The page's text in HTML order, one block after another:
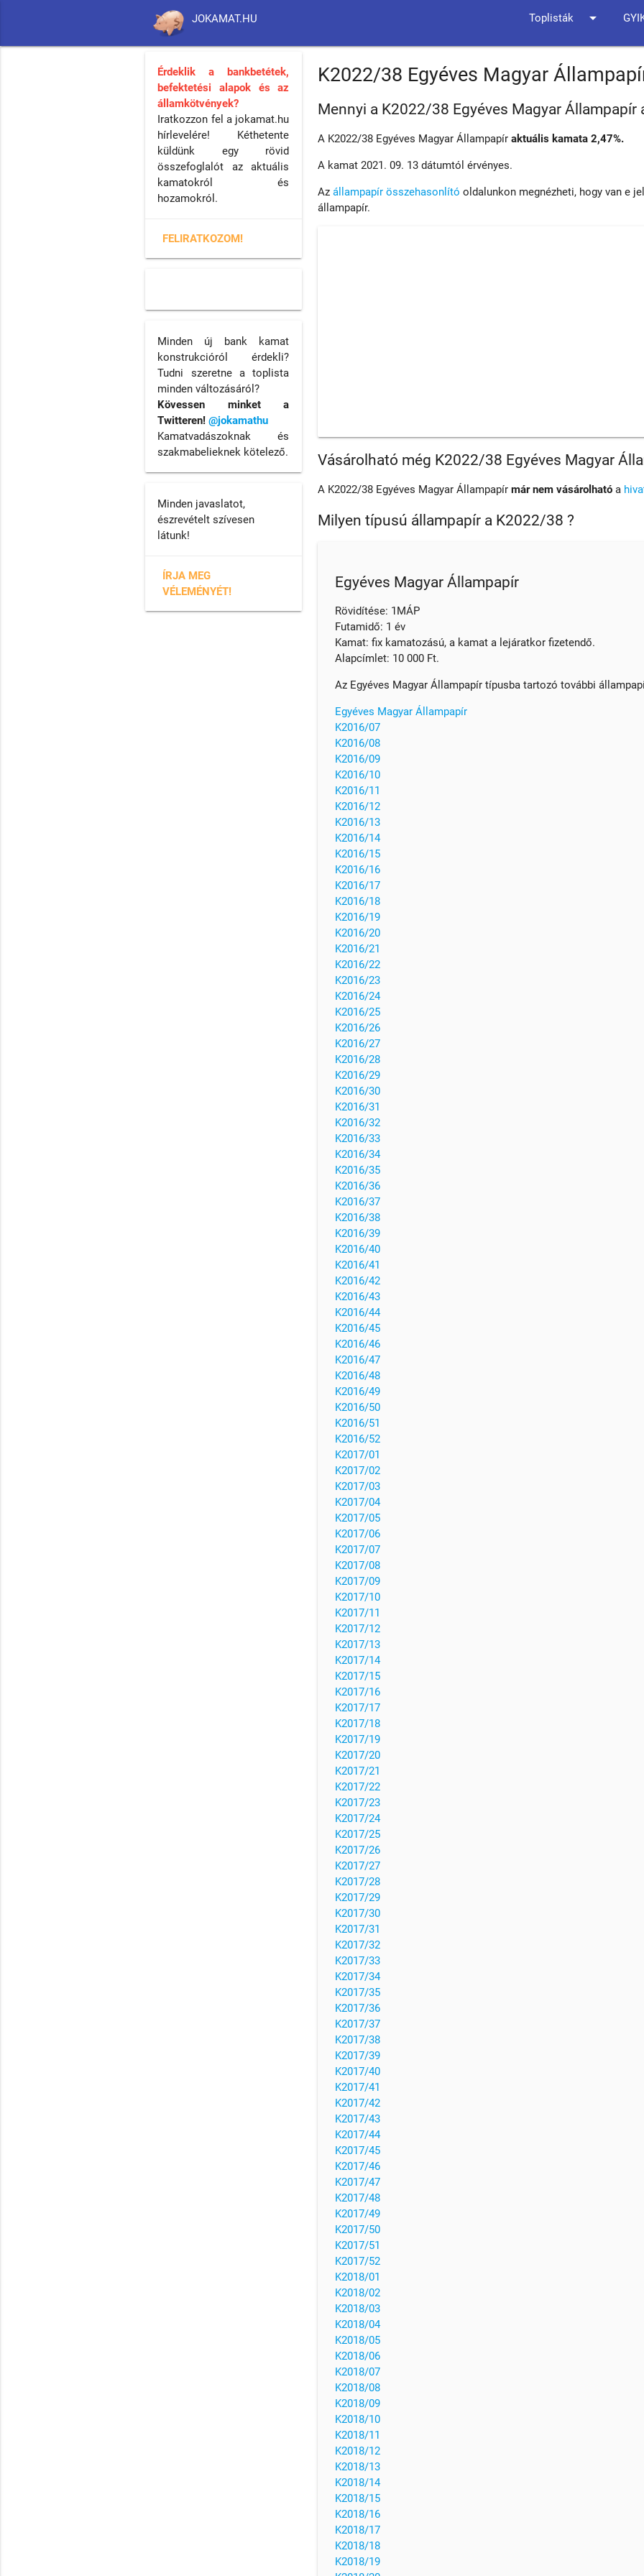
JOKAMAT.HU Toplisták arrow_drop_down
K2022/38 Egyéves Magyar
Mennyi a K2022/38 Egyéves Magyar Állampapír
A K2022/38 Egyéves Magyar Állampapíraktuális kamata 2,47%.
A kamat 2021. 09. 13 dátumtól érvényes.
Azállampapír összehasonlító oldalunkon megnézheti, hogy van e
állampapír.
Vásárolható még K2022/38 Egyéves Magyar
A K2022/38 Egyéves Magyar Állampapírmár nem vásárolható a
Milyen típusú állampapír a K2022/38 ?
Egyéves Magyar Állampapír
Rövidítése: 1MÁP
Futamidő: 1 év
Kamat: fix kamatozású, a kamat a lejáratkor fizetendő.
Alapcímlet: 10 000 Ft.
Az Egyéves Magyar Állampapír típusba tartozó további
Egyéves Magyar Állampapír
K2016/07
K2016/08
K2016/09
K2016/10
K2016/11
K2016/12
K2016/13
K2016/14
K2016/15
K2016/16
K2016/17
K2016/18
K2016/19
K2016/20
K2016/21
K2016/22
K2016/23
K2016/24
K2016/25
K2016/26
K2016/27
K2016/28
K2016/29
K2016/30
K2016/31
K2016/32
K2016/33
K2016/34
K2016/35
K2016/36
K2016/37
K2016/38
K2016/39
K2016/40
K2016/41
K2016/42
K2016/43
K2016/44
K2016/45
K2016/46
K2016/47
K2016/48
K2016/49
K2016/50
K2016/51
K2016/52
K2017/01
K2017/02
K2017/03
K2017/04
K2017/05
K2017/06
K2017/07
K2017/08
K2017/09
K2017/10
K2017/11
K2017/12
K2017/13
K2017/14
K2017/15
K2017/16
K2017/17
K2017/18
K2017/19
K2017/20
K2017/21
K2017/22
K2017/23
K2017/24
K2017/25
K2017/26
K2017/27
K2017/28
K2017/29
K2017/30
K2017/31
K2017/32
K2017/33
K2017/34
K2017/35
K2017/36
K2017/37
K2017/38
K2017/39
K2017/40
K2017/41
K2017/42
K2017/43
K2017/44
K2017/45
K2017/46
K2017/47
K2017/48
K2017/49
K2017/50
K2017/51
K2017/52
K2018/01
K2018/02
K2018/03
K2018/04
K2018/05
K2018/06
K2018/07
K2018/08
K2018/09
K2018/10
K2018/11
K2018/12
K2018/13
K2018/14
K2018/15
K2018/16
K2018/17
K2018/18
K2018/19
Érdeklik a bankbetétek,
befektetési alapok és az
államkötvények?
Iratkozzon fel a jokamat.hu
hírlevelére! Kéthetente
küldünk egy rövid
összefoglalót az aktuális
kamatokról és
hozamokról.
FELIRATKOZOM!
Minden új bank kamat
konstrukcióról érdekli?
Tudni szeretne a toplista
minden változásáról?
Kövessen minket a
Twitteren!@jokamathu
Kamatvadászoknak és
szakmabelieknek kötelező.
Minden javaslatot,
észrevételt szívesen
látunk!
ÍRJA MEG
VÉLEMÉNYÉT!